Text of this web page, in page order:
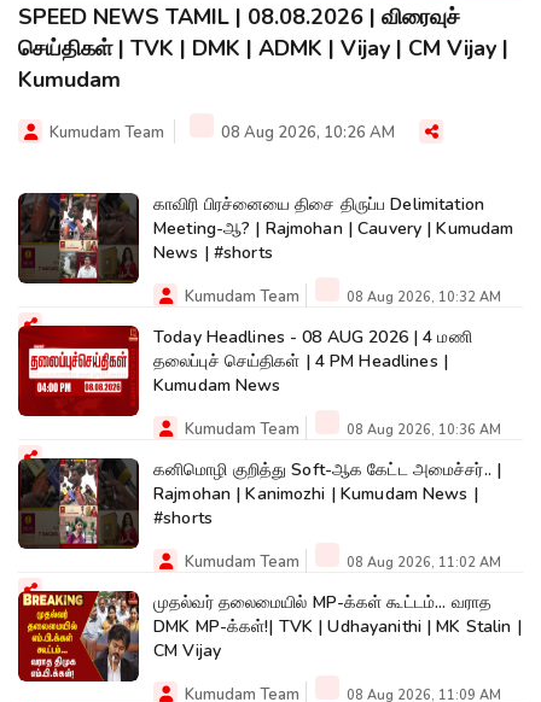
SPEED NEWS TAMIL | 08.08.2026 | விரைவுச்
செய்திகள் | TVK | DMK | ADMK | Vijay | CM Vijay |
Kumudam
Kumudam Team 08 Aug 2026, 10:26 AM
காவிரி பிரச்னையை திசை திருப்ப Delimitation
Meeting-ஆ? | Rajmohan | Cauvery | Kumudam
News | #shorts
Kumudam Team 08 Aug 2026, 10:32 AM
Today Headlines - 08 AUG 2026 | 4 மணி
தலைப்புச் செய்திகள் | 4 PM Headlines |
Kumudam News
Kumudam Team 08 Aug 2026, 10:36 AM
கனிமொழி குறித்து Soft-ஆக கேட்ட அமைச்சர்.. |
Rajmohan | Kanimozhi | Kumudam News |
#shorts
Kumudam Team 08 Aug 2026, 11:02 AM
முதல்வர் தலைமையில் MP-க்கள் கூட்டம்... வராத
DMK MP-க்கள்!| TVK | Udhayanithi | MK Stalin |
CM Vijay
Kumudam Team 08 Aug 2026, 11:09 AM